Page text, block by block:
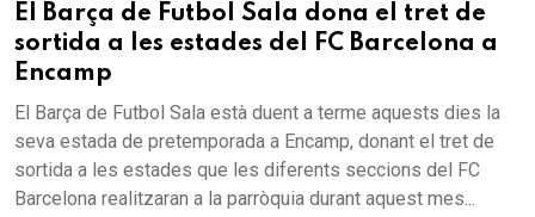
El Barça de Futbol Sala dona el tret de
sortida a les estades del FC Barcelona a
Encamp
El Barça de Futbol Sala està duent a terme aquests dies la
seva estada de pretemporada a Encamp, donant el tret de
sortida a les estades que les diferents seccions del FC
Barcelona realitzaran a la parròquia durant aquest mes...